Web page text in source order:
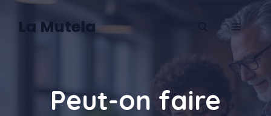
Aller
contenu
La Mutela MENU
Peut-on faire